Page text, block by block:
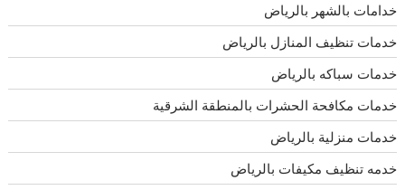
خدامات بالشهر بالرياض
خدمات تنظيف المنازل بالرياض
خدمات سباكه بالرياض
خدمات مكافحة الحشرات بالمنطقة الشرقية
خدمات منزلية بالرياض
خدمه تنظيف مكيفات بالرياض